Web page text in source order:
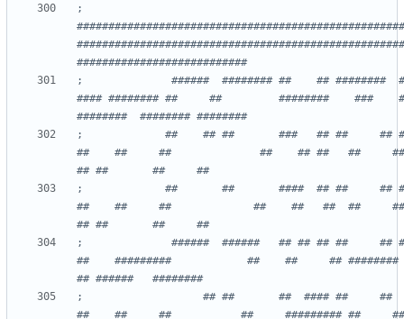
;
;              ######  ######## ##    ##
#### ######## ##     ##         ########    ###
;             ##    ## ##       ###   ## ##     ##
##    ##     ##              ##    ## ##   ##
;             ##       ##       ####  ## ##     ##
##    ##     ##             ##    ##   ##  ##
;              ######  ######   ## ## ## ##
##    #########            ##    ##     ##
;                   ## ##       ##  #### ##     ##
##    ##     ##           ##     ######### ##